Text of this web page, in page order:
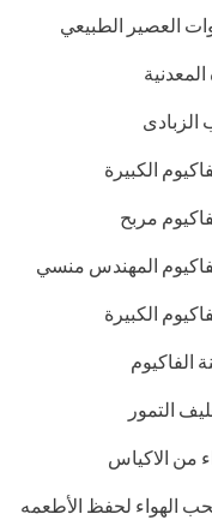
العصير الطبيعي
المعدنية
الزبادى
الكبيرة
مربح
المهندس منسي
الكبيرة
الفاكيوم
التمور
من الاكياس
الهواء لحفظ الأطعمه